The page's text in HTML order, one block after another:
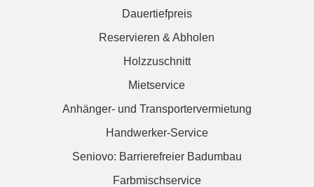
Dauertiefpreis
Reservieren & Abholen
Holzzuschnitt
Mietservice
Anhänger- und Transportervermietung
Handwerker-Service
Seniovo: Barrierefreier Badumbau
Farbmischservice